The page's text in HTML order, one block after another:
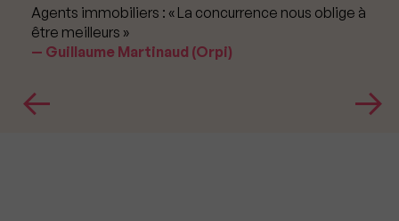
Agents immobiliers : « La concurrence nous oblige à
être meilleurs »
Guillaume Martinaud (Orpi)